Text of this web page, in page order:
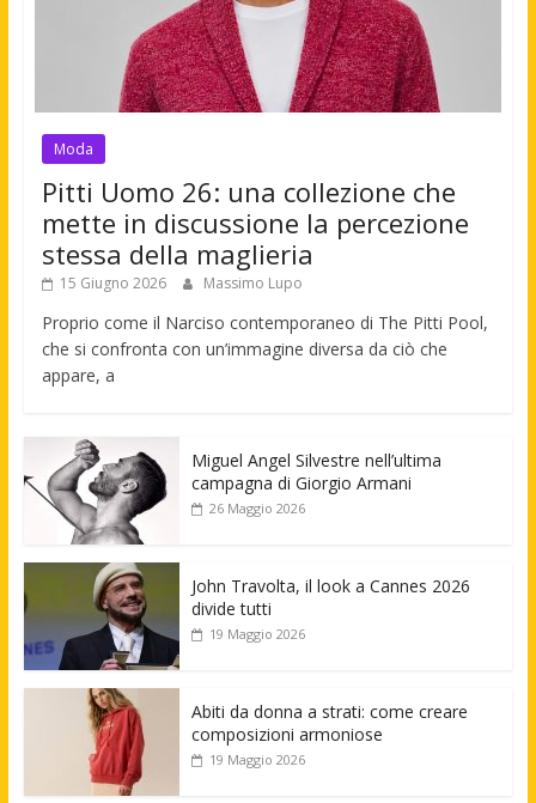
Moda
Pitti Uomo 26: una collezione che
mette in discussione la percezione
stessa della maglieria
15 Giugno 2026 Massimo Lupo
Proprio come il Narciso contemporaneo di The Pitti Pool,
che si confronta con un’immagine diversa da ciò che
appare, a
Miguel Angel Silvestre nell’ultima
campagna di Giorgio Armani
26 Maggio 2026
John Travolta, il look a Cannes 2026
divide tutti
19 Maggio 2026
Abiti da donna a strati: come creare
composizioni armoniose
19 Maggio 2026